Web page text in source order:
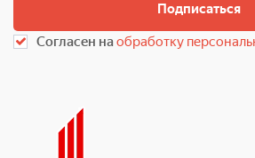
Подписаться
Согласен наобработку